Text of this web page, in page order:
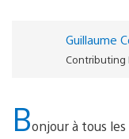
Guillaume
Contributing
Bonjour à tous